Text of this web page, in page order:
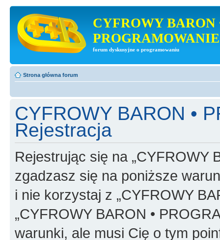
CYFROWY BARON
PROGRAMOWANIE
forum dyskusyjne o programowaniu
Strona główna forum
CYFROWY BARON •
Rejestracja
Rejestrując się na „CYFROWY
zgadzasz się na poniższe
i nie korzystaj z „CYFROWY
„CYFROWY BARON •
warunki, ale musi Cię o tym